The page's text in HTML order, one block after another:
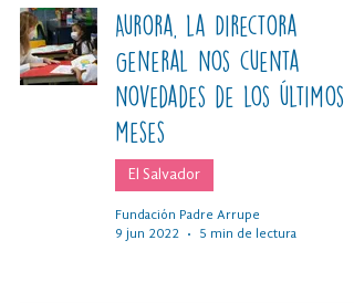
Aurora, la Directora
General nos cuenta
novedades de los últimos
meses
El Salvador
Fundación Padre Arrupe
9 jun 2022
5 min de lectura